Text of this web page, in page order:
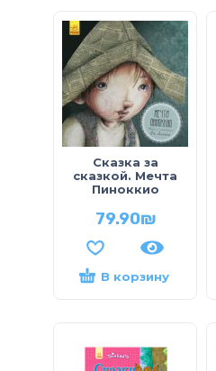
Сказка за
сказкой. Мечта
Пиноккио
79.90₪
В корзину